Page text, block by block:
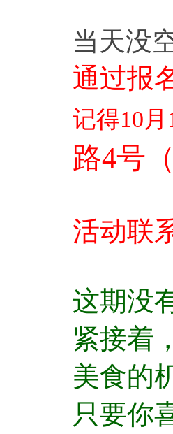
当天没
通过报
记得10
路4号
活动联
这期没
紧接着
美食的
只要你